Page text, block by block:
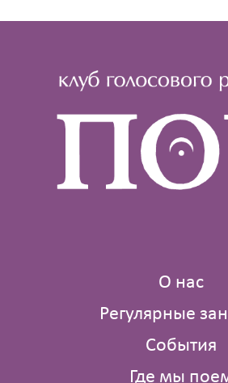
О нас
Регулярные
События
Где мы